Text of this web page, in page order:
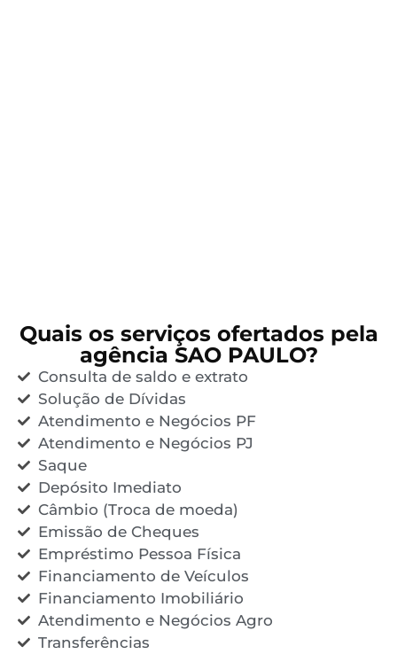
Quais os serviços ofertados pela
agência SAO PAULO?
Consulta de saldo e extrato
Solução de Dívidas
Atendimento e Negócios PF
Atendimento e Negócios PJ
Saque
Depósito Imediato
Câmbio (Troca de moeda)
Emissão de Cheques
Empréstimo Pessoa Física
Financiamento de Veículos
Financiamento Imobiliário
Atendimento e Negócios Agro
Transferências